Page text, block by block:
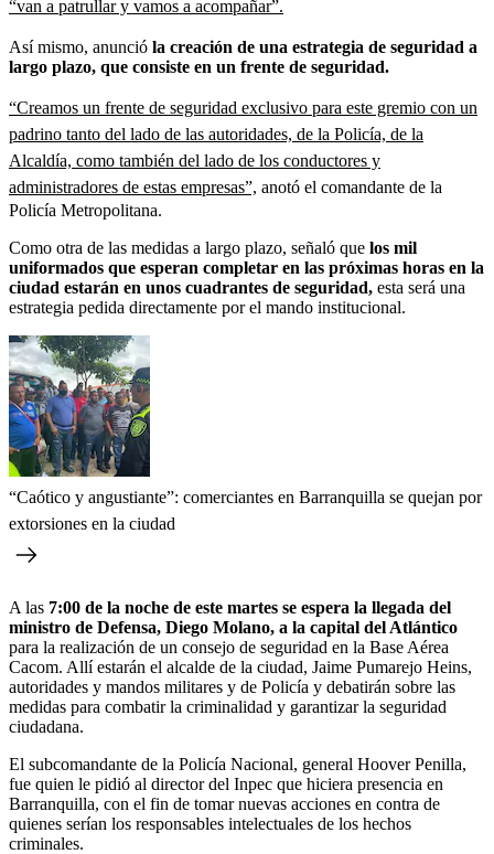
“van a patrullar y vamos a acompañar”.
Así mismo, anunció la creación de una estrategia de seguridad a
largo plazo, que consiste en un frente de seguridad.
“Creamos un frente de seguridad exclusivo para este gremio con un
padrino tanto del lado de las autoridades, de la Policía, de la
Alcaldía, como también del lado de los conductores y
administradores de estas empresas”, anotó el comandante de la
Policía Metropolitana.
Como otra de las medidas a largo plazo, señaló que los mil
uniformados que esperan completar en las próximas horas en la
ciudad estarán en unos cuadrantes de seguridad, esta será una
estrategia pedida directamente por el mando institucional.
“Caótico y angustiante”: comerciantes en Barranquilla se quejan por
extorsiones en la ciudad
A las 7:00 de la noche de este martes se espera la llegada del
ministro de Defensa, Diego Molano, a la capital del Atlántico
para la realización de un consejo de seguridad en la Base Aérea
Cacom. Allí estarán el alcalde de la ciudad, Jaime Pumarejo Heins,
autoridades y mandos militares y de Policía y debatirán sobre las
medidas para combatir la criminalidad y garantizar la seguridad
ciudadana.
El subcomandante de la Policía Nacional, general Hoover Penilla,
fue quien le pidió al director del Inpec que hiciera presencia en
Barranquilla, con el fin de tomar nuevas acciones en contra de
quienes serían los responsables intelectuales de los hechos
criminales.